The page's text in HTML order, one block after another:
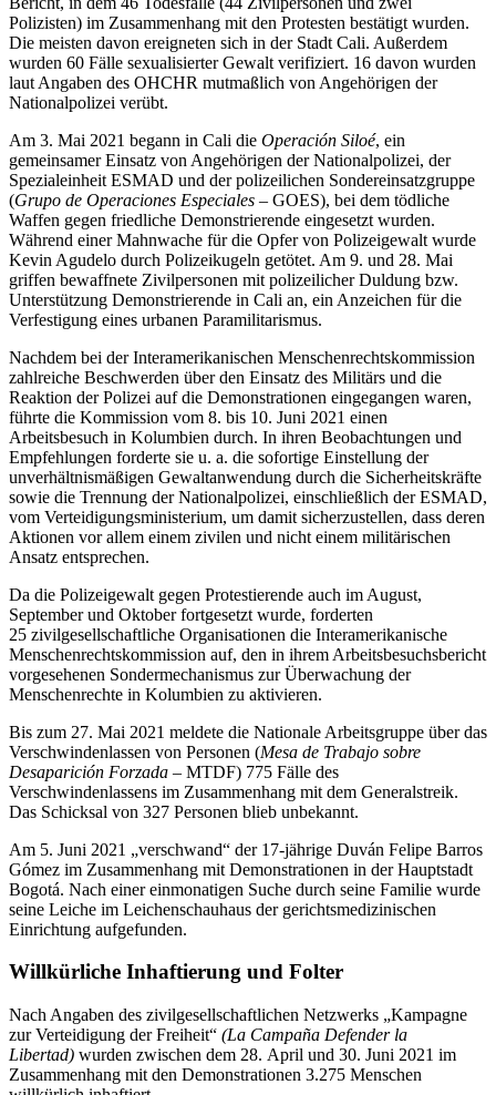
Polizisten) im Zusammenhang mit den Protesten bestätigt wurden.
Die meisten davon ereigneten sich in der Stadt Cali. Außerdem
wurden 60 Fälle sexualisierter Gewalt verifiziert. 16 davon wurden
laut Angaben des OHCHR mutmaßlich von Angehörigen der
Nationalpolizei verübt.
Am 3. Mai 2021 begann in Cali die Operación Siloé, ein
gemeinsamer Einsatz von Angehörigen der Nationalpolizei, der
Spezialeinheit ESMAD und der polizeilichen Sondereinsatzgruppe
(Grupo de Operaciones Especiales – GOES), bei dem tödliche
Waffen gegen friedliche Demonstrierende eingesetzt wurden.
Während einer Mahnwache für die Opfer von Polizeigewalt wurde
Kevin Agudelo durch Polizeikugeln getötet. Am 9. und 28. Mai
griffen bewaffnete Zivilpersonen mit polizeilicher Duldung bzw.
Unterstützung Demonstrierende in Cali an, ein Anzeichen für die
Verfestigung eines urbanen Paramilitarismus.
Nachdem bei der Interamerikanischen Menschenrechtskommission
zahlreiche Beschwerden über den Einsatz des Militärs und die
Reaktion der Polizei auf die Demonstrationen eingegangen waren,
führte die Kommission vom 8. bis 10. Juni 2021 einen
Arbeitsbesuch in Kolumbien durch. In ihren Beobachtungen und
Empfehlungen forderte sie u. a. die sofortige Einstellung der
unverhältnismäßigen Gewaltanwendung durch die Sicherheitskräfte
sowie die Trennung der Nationalpolizei, einschließlich der ESMAD,
vom Verteidigungsministerium, um damit sicherzustellen, dass deren
Aktionen vor allem einem zivilen und nicht einem militärischen
Ansatz entsprechen.
Da die Polizeigewalt gegen Protestierende auch im August,
September und Oktober fortgesetzt wurde, forderten
25 zivilgesellschaftliche Organisationen die Interamerikanische
Menschenrechtskommission auf, den in ihrem Arbeitsbesuchsbericht
vorgesehenen Sondermechanismus zur Überwachung der
Menschenrechte in Kolumbien zu aktivieren.
Bis zum 27. Mai 2021 meldete die Nationale Arbeitsgruppe über das
Verschwindenlassen von Personen (Mesa de Trabajo sobre
Desaparición Forzada – MTDF) 775 Fälle des
Verschwindenlassens im Zusammenhang mit dem Generalstreik.
Das Schicksal von 327 Personen blieb unbekannt.
Am 5. Juni 2021 „verschwand“ der 17-jährige Duván Felipe Barros
Gómez im Zusammenhang mit Demonstrationen in der Hauptstadt
Bogotá. Nach einer einmonatigen Suche durch seine Familie wurde
seine Leiche im Leichenschauhaus der gerichtsmedizinischen
Einrichtung aufgefunden.
Willkürliche Inhaftierung und Folter
Nach Angaben des zivilgesellschaftlichen Netzwerks „Kampagne
zur Verteidigung der Freiheit“ (La Campaña Defender la
Libertad) wurden zwischen dem 28. April und 30. Juni 2021 im
Zusammenhang mit den Demonstrationen 3.275 Menschen